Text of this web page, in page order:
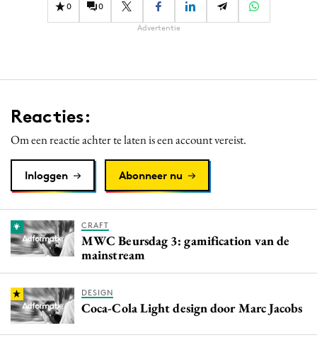
0 0
Advertentie
Reacties:
Om een reactie achter te laten is een account vereist.
Inloggen Abonneer nu
CRAFT
MWC Beursdag 3: gamification van de
mainstream
DESIGN
Coca-Cola Light design door Marc Jacobs